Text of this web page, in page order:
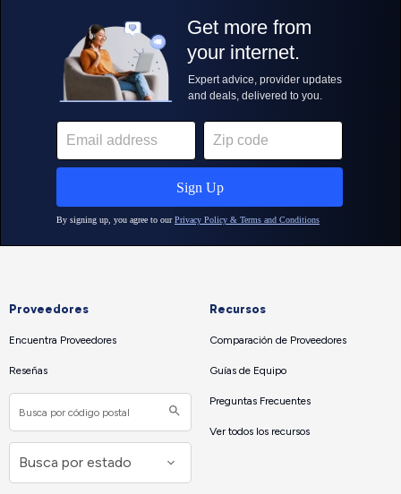
Proveedores
Encuentra Proveedores
Reseñas
Recursos
Comparación de Proveedores
Guías de Equipo
Preguntas Frecuentes
Ver todos los recursos